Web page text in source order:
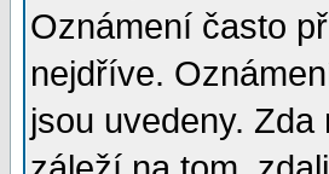
Oznámení často
nejdříve.
jsou uvedeny.